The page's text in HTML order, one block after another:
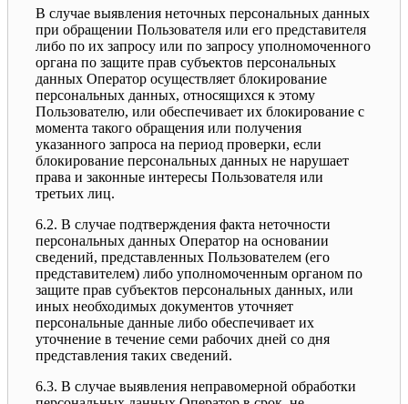
В случае выявления неточных персональных данных
при обращении Пользователя или его представителя
либо по их запросу или по запросу уполномоченного
органа по защите прав субъектов персональных
данных Оператор осуществляет блокирование
персональных данных, относящихся к этому
Пользователю, или обеспечивает их блокирование с
момента такого обращения или получения
указанного запроса на период проверки, если
блокирование персональных данных не нарушает
права и законные интересы Пользователя или
третьих лиц.
6.2. В случае подтверждения факта неточности
персональных данных Оператор на основании
сведений, представленных Пользователем (его
представителем) либо уполномоченным органом по
защите прав субъектов персональных данных, или
иных необходимых документов уточняет
персональные данные либо обеспечивает их
уточнение в течение семи рабочих дней со дня
представления таких сведений.
6.3. В случае выявления неправомерной обработки